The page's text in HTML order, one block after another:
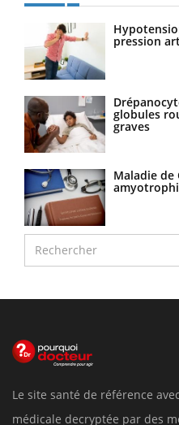
pression
globules
graves
Maladie de
Le site santé de référence
médicale decryptée par des